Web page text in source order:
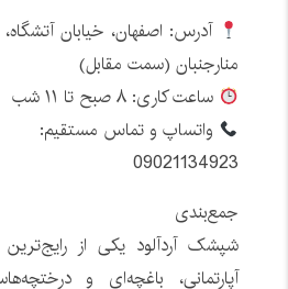
آدرس: اصفهان، خیابان
منارجنبان (سمت مقابل)
ساعت کاری: ۸ صبح تا ۱۱ شب
واتساپ و تماس مستقیم:
09021134923
جمع‌بندی
شپشک آردآلود یکی از رایج‌ترین
آپارتمانی، باغچه‌ای و